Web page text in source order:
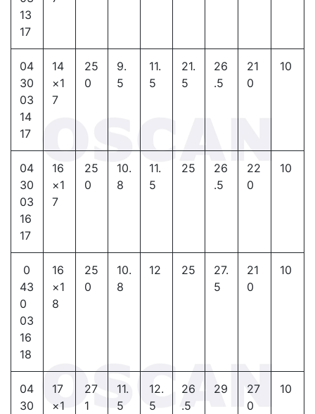
13
17
04
30
03
14
17
14
×1
7
25
0
9.
5
11.
5
21.
5
26
.5
21
0
10
04
30
03
16
17
16
×1
7
25
0
10.
8
11.
5
25
26
.5
22
0
10
0
43
0
03
16
18
16
×1
8
25
0
10.
8
12 25
27.
5
21
0
10
04
30
17
×1
27
1
11.
5
12.
5
26
.5
29
27
0
10